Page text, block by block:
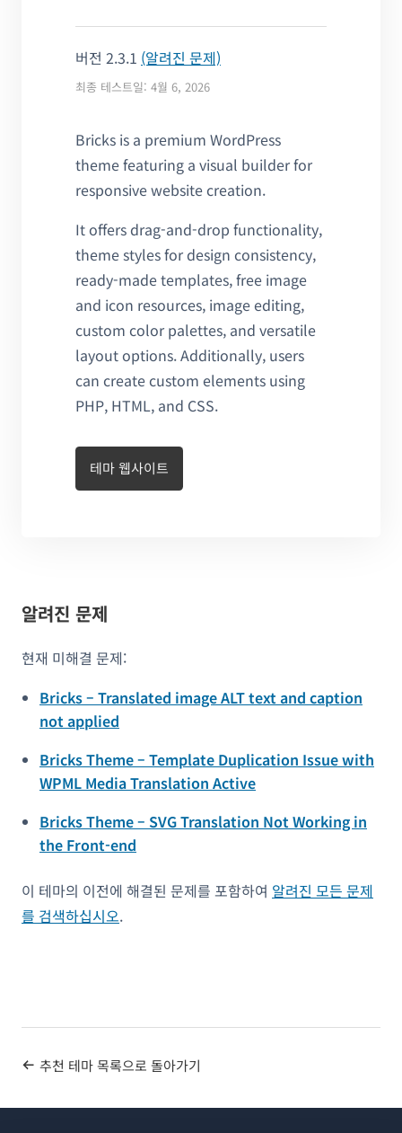
버전 2.3.1 (알려진 문제)
최종 테스트일: 4월 6, 2026
Bricks is a premium WordPress
theme featuring a visual builder for
responsive website creation.
It offers drag-and-drop functionality,
theme styles for design consistency,
ready-made templates, free image
and icon resources, image editing,
custom color palettes, and versatile
layout options. Additionally, users
can create custom elements using
PHP, HTML, and CSS.
테마 웹사이트
알려진 문제
현재 미해결 문제:
Bricks – Translated image ALT text and caption
not applied
Bricks Theme – Template Duplication Issue with
WPML Media Translation Active
Bricks Theme – SVG Translation Not Working in
the Front-end
이 테마의 이전에 해결된 문제를 포함하여 알려진 모든 문제
를 검색하십시오.
추천 테마 목록으로 돌아가기